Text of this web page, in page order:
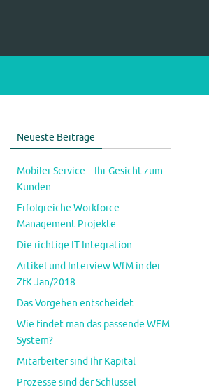
Neueste Beiträge
Mobiler Service – Ihr Gesicht zum
Kunden
Erfolgreiche Workforce
Management Projekte
Die richtige IT Integration
Artikel und Interview WfM in der
ZfK Jan/2018
Das Vorgehen entscheidet.
Wie findet man das passende WFM
System?
Mitarbeiter sind Ihr Kapital
Prozesse sind der Schlüssel